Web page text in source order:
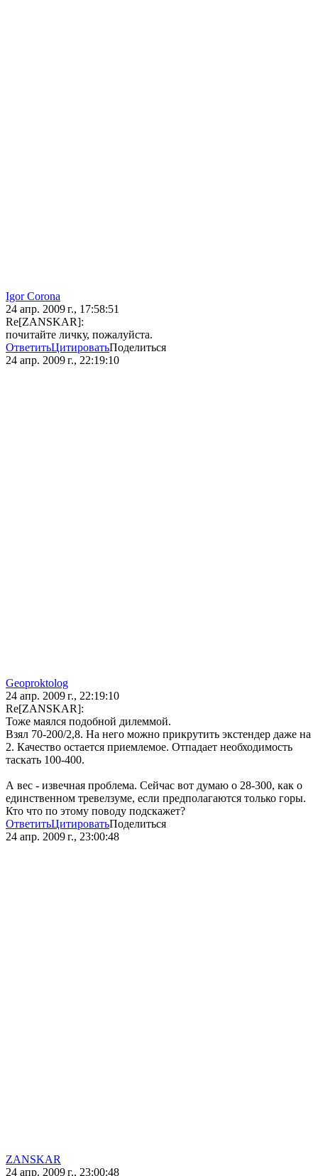
Igor Corona
24 апр. 2009 г., 17:58:51
Re[ZANSKAR]:
почитайте личку, пожалуйста.
ОтветитьЦитироватьПоделиться
24 апр. 2009 г., 22:19:10
Geoproktolog
24 апр. 2009 г., 22:19:10
Re[ZANSKAR]:
Тоже маялся подобной дилеммой.
Взял 70-200/2,8. На него можно прикрутить экстендер даже на
2. Качество остается приемлемое. Отпадает необходимость
таскать 100-400.
А вес - извечная проблема. Сейчас вот думаю о 28-300, как о
единственном тревелзуме, если предполагаются только горы.
Кто что по этому поводу подскажет?
ОтветитьЦитироватьПоделиться
24 апр. 2009 г., 23:00:48
ZANSKAR
24 апр. 2009 г., 23:00:48